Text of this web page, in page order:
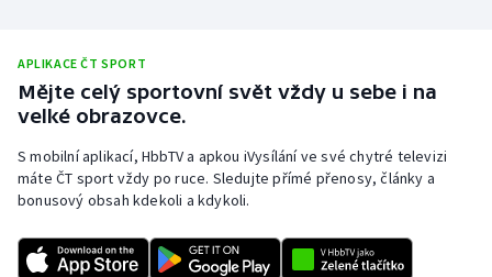
APLIKACE ČT SPORT
Mějte celý sportovní svět vždy u sebe i na
velké obrazovce.
S mobilní aplikací, HbbTV a apkou iVysílání ve své chytré televizi
máte ČT sport vždy po ruce. Sledujte přímé přenosy, články a
bonusový obsah kdekoli a kdykoli.